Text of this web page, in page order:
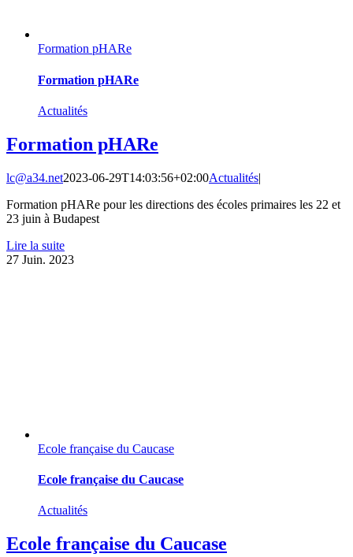
Formation pHARe
Formation pHARe
Actualités
Formation pHARe
lc@a34.net2023-06-29T14:03:56+02:00Actualités|
Formation pHARe pour les directions des écoles primaires les 22 et
23 juin à Budapest
Lire la suite
27 Juin. 2023
Ecole française du Caucase
Ecole française du Caucase
Actualités
Ecole française du Caucase